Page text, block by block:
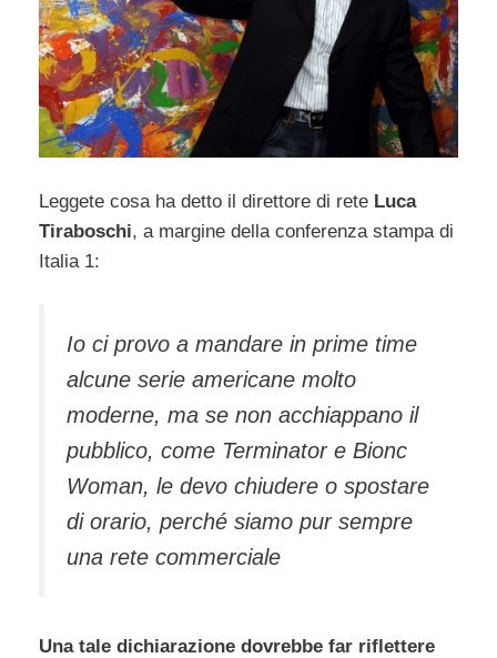
Leggete cosa ha detto il direttore di rete Luca
Tiraboschi, a margine della conferenza stampa di
Italia 1:
Io ci provo a mandare in prime time
alcune serie americane molto
moderne, ma se non acchiappano il
pubblico, come Terminator e Bionc
Woman, le devo chiudere o spostare
di orario, perché siamo pur sempre
una rete commerciale
Una tale dichiarazione dovrebbe far riflettere